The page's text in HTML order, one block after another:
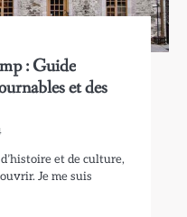
: Guide
et des
et de culture,
Je me suis